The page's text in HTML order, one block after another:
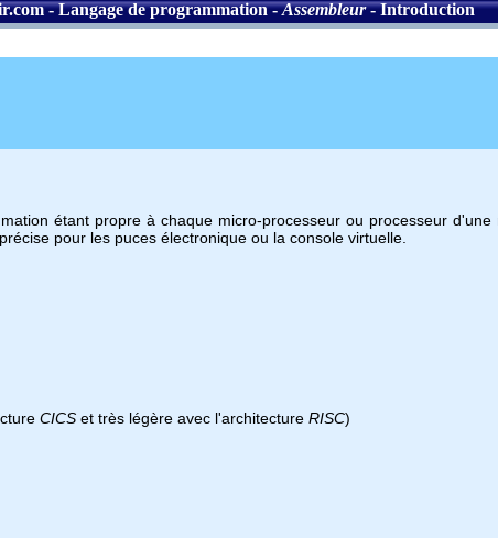
-Langage de programmation-Assembleur- Introduction
étant propre à chaque micro-processeur ou processeur
pour les puces électronique ou la console virtuelle.
CICS et très légère avec l'architecture RISC)